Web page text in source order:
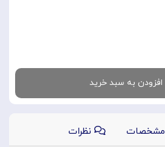
افزودن به سبد خرید
مشخصات نظرات